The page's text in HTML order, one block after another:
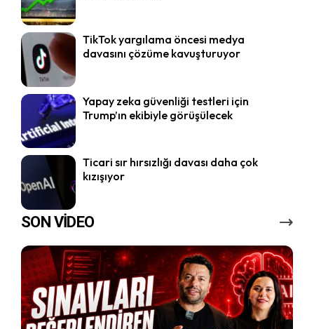
TikTok yargılama öncesi medya
davasını çözüme kavuşturuyor
Yapay zeka güvenliği testleri için
Trump’ın ekibiyle görüşülecek
Ticari sır hırsızlığı davası daha çok
kızışıyor
SON VİDEO